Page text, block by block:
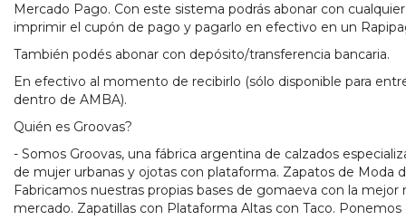
Mercado Pago. Con este sistema podrás abonar con
imprimir el cupón de pago y pagarlo en efectivo en un
También podés abonar con depósito/transferencia bancaria.
En efectivo al momento de recibirlo (sólo disponible para
dentro de AMBA).
Quién es Groovas?
- Somos Groovas, una fábrica argentina de calzados
de mujer urbanas y ojotas con plataforma. Zapatos de Moda
Fabricamos nuestras propias bases de gomaeva con la
mercado. Zapatillas con Plataforma Altas con Taco. Ponemos